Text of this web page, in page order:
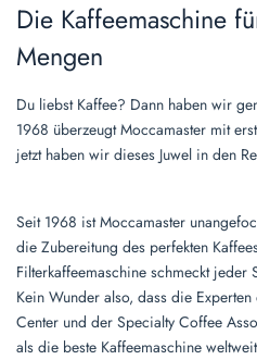
Die Kaffeemaschine
Mengen
Du liebst Kaffee? Dann haben wir
1968 überzeugt Moccamaster mit
jetzt haben wir dieses Juwel in den
Seit 1968 ist Moccamaster
die Zubereitung des perfekten
Filterkaffeemaschine schmeckt
Kein Wunder also, dass die
Center und der Specialty Coffee
als die beste Kaffeemaschine